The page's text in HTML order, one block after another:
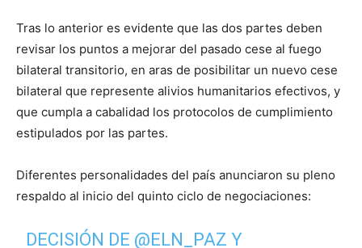
Tras lo anterior es evidente que las dos partes deben
revisar los puntos a mejorar del pasado cese al fuego
bilateral transitorio, en aras de posibilitar un nuevo cese
bilateral que represente alivios humanitarios efectivos, y
que cumpla a cabalidad los protocolos de cumplimiento
estipulados por las partes.
Diferentes personalidades del país anunciaron su pleno
respaldo al inicio del quinto ciclo de negociaciones:
DECISIÓN DE @ELN_PAZ Y